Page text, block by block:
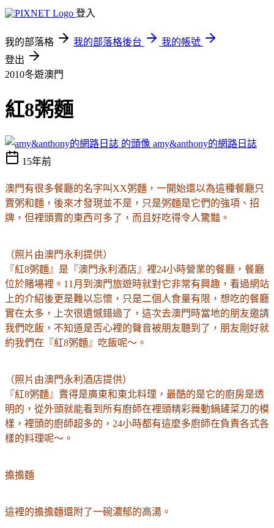
登入
我的部落格 我的部落格後台
我的帳號
登出
2010冬遊澳門
紅8粥麵
amy&anthony的網路日誌
15年前
澳門有很多餐廳的名字叫XX粥麵，一開始還以為這種餐廳只
賣粥和麵，後來才發現並不是，只是粥麵是它們的強項、招
牌，但裡頭賣的東西可多了，而且好吃得令人驚豔。
（照片由澳門永利提供）
『紅8粥麵』是 『澳門永利酒店』裡24小時營業的餐廳，餐廳
位於賭場裡。11月到澳門旅遊時就對它非常有興趣，看過網站
上的介紹後更是難以忘懷，只是二個人食量有限，想吃的餐廳
實在太多，上次很遺憾錯過了，這次去澳門時當地的朋友邀請
我們吃飯，不知道是否心裡的聲音被朋友聽到了，朋友剛好就
約我們在 『紅8粥麵』吃飯呢～ 。
（照片由澳門永利酒店提供）
『紅8粥麵』賣得是廣東和東北料理，最酷的是它的廚房是透
明的，從外頭就能看到所有廚師在裡頭精彩舞動鍋鏟菜刀的模
樣，裡頭的廚師超多的，24小時都有這麼多廚師在負責各式各
樣的料理呢～。
擔擔麵
這裡的擔擔麵還附了一碗濃郁的高湯。